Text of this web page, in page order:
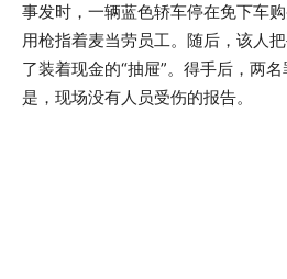
事发时，一辆蓝色轿车停在免下车
用枪指着麦当劳员工。随后，该人
了装着现金的“抽屉”。得手后，两
是，现场没有人员受伤的报告。